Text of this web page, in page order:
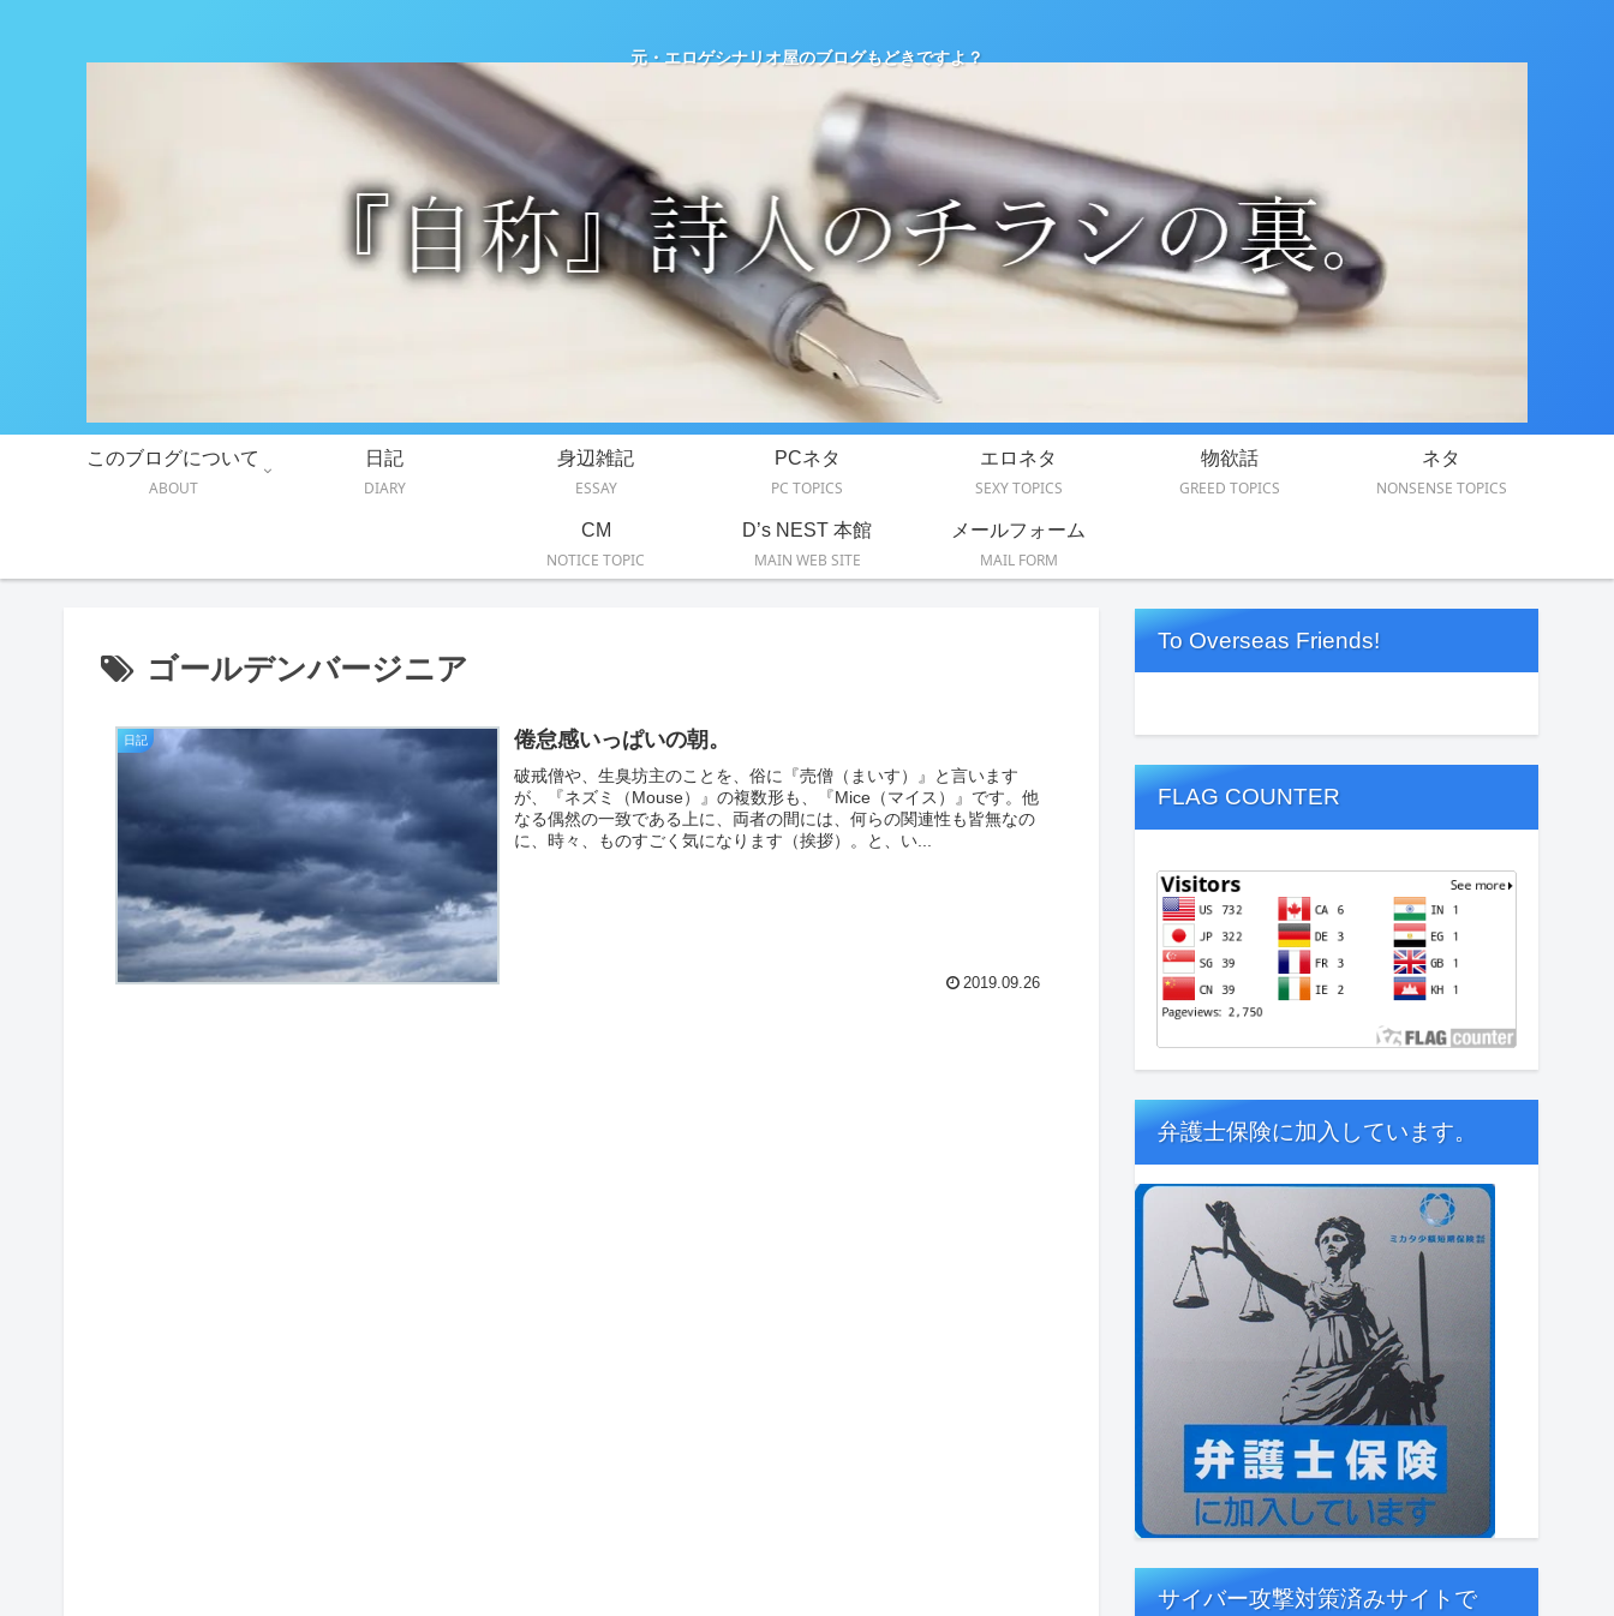
元・エロゲシナリオ屋のブログもどきですよ？
このブログについて
ABOUT
日記
DIARY
身辺雑記
ESSAY
PCネタ
PC TOPICS
エロネタ
SEXY TOPICS
物欲話
GREED TOPICS
ネタ
NONSENSE TOPICS
CM
NOTICE TOPIC
D’s NEST 本館
MAIN WEB SITE
メールフォーム
MAIL FORM
ゴールデンバージニア
日記 倦怠感いっぱいの朝。
破戒僧や、生臭坊主のことを、俗に『売僧（まいす）』と言います
が、『ネズミ（Mouse）』の複数形も、『Mice（マイス）』です。他
なる偶然の一致である上に、両者の間には、何らの関連性も皆無なの
に、時々、ものすごく気になります（挨拶）。と、い...
2019.09.26
To Overseas Friends!
FLAG COUNTER
弁護士保険に加入しています。
サイバー攻撃対策済みサイトで